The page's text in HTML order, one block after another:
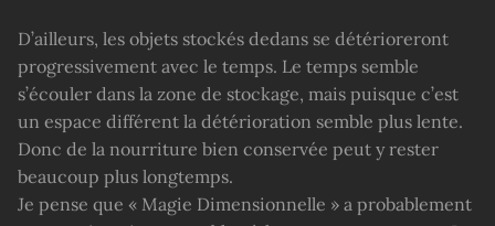
D’ailleurs, les objets stockés dedans se détérioreront
progressivement avec le temps. Le temps semble
s’écouler dans la zone de stockage, mais puisque c’est
un espace différent la détérioration semble plus lente.
Donc de la nourriture bien conservée peut y rester
beaucoup plus longtemps.
Je pense que « Magie Dimensionnelle » a probablement